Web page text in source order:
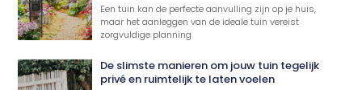
Een tuin kan de perfecte aanvulling zijn op je huis,
maar het aanleggen van de ideale tuin vereist
zorgvuldige planning
De slimste manieren om jouw tuin tegelijk
privé en ruimtelijk te laten voelen